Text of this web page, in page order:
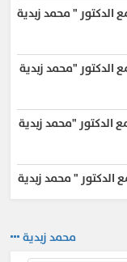
الدكتور " محمد زبدية
الدكتور "محمد زبدية
الدكتور "محمد زبدية
الدكتور " محمد زبدية
الدكتور " محمد
محمد زبدية